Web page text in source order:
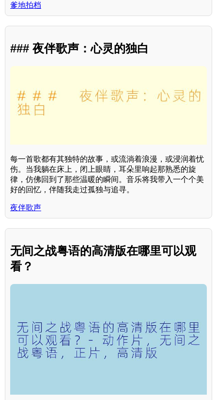
爹地拍档
### 夜伴歌声：心灵的独白
每一首歌都有其独特的故事，或流淌着浪漫，或浸润着忧
伤。当我躺在床上，闭上眼睛，耳朵里响起那熟悉的旋
律，仿佛回到了那些温暖的瞬间。音乐将我带入一个个美
好的回忆，伴随我走过孤独与追寻。
夜伴歌声
无间之战粤语的高清版在哪里可以观
看？